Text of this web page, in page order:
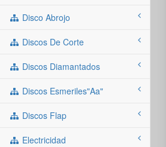
Disco Abrojo
Discos De Corte
Discos Diamantados
Discos Esmeriles"aa"
Discos Flap
Electricidad